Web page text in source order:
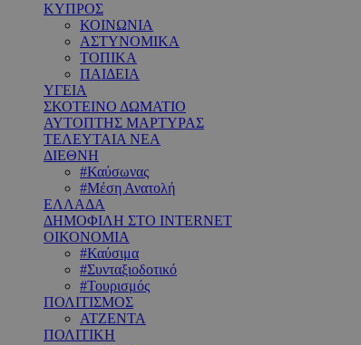
ΚΥΠΡΟΣ
ΚΟΙΝΩΝΙΑ
ΑΣΤΥΝΟΜΙΚΑ
ΤΟΠΙΚΑ
ΠΑΙΔΕΙΑ
ΥΓΕΙΑ
ΣΚΟΤΕΙΝΟ ΔΩΜΑΤΙΟ
ΑΥΤΟΠΤΗΣ ΜΑΡΤΥΡΑΣ
ΤΕΛΕΥΤΑΙΑ ΝΕΑ
ΔΙΕΘΝΗ
#Καύσωνας
#Μέση Ανατολή
ΕΛΛΑΔΑ
ΔΗΜΟΦΙΛΗ ΣΤΟ INTERNET
ΟΙΚΟΝΟΜΙΑ
#Καύσιμα
#Συνταξιοδοτικό
#Τουρισμός
ΠΟΛΙΤΙΣΜΟΣ
ΑΤΖΕΝΤΑ
ΠΟΛΙΤΙΚΗ